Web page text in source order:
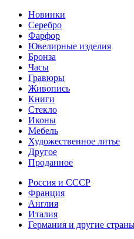
Новинки
Серебро
Фарфор
Ювелирные изделия
Бронза
Часы
Гравюры
Живопись
Книги
Стекло
Иконы
Мебель
Художественное литье
Другое
Проданное
Россия и СССР
Франция
Англия
Италия
Германия и другие